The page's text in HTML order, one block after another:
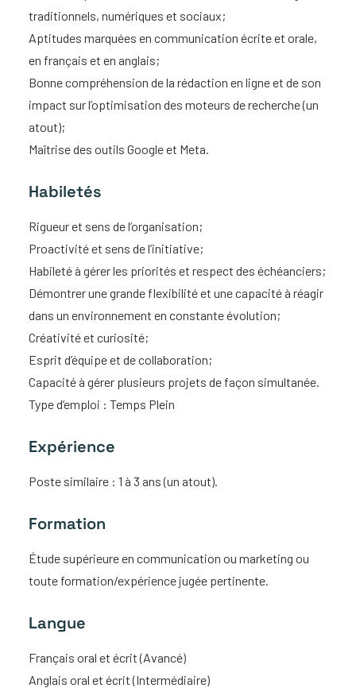
traditionnels, numériques et sociaux;
Aptitudes marquées en communication écrite et orale,
en français et en anglais;
Bonne compréhension de la rédaction en ligne et de son
impact sur l’optimisation des moteurs de recherche (un
atout);
Maîtrise des outils Google et Meta.
Habiletés
Rigueur et sens de l’organisation;
Proactivité et sens de l’initiative;
Habileté à gérer les priorités et respect des échéanciers;
Démontrer une grande flexibilité et une capacité à réagir
dans un environnement en constante évolution;
Créativité et curiosité;
Esprit d’équipe et de collaboration;
Capacité à gérer plusieurs projets de façon simultanée.
Type d’emploi : Temps Plein
Expérience
Poste similaire : 1 à 3 ans (un atout).
Formation
Étude supérieure en communication ou marketing ou
toute formation/expérience jugée pertinente.
Langue
Français oral et écrit (Avancé)
Anglais oral et écrit (Intermédiaire)